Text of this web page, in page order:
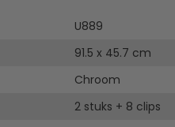
U889
91.5 x 45.7 cm
Chroom
2 stuks + 8 clips